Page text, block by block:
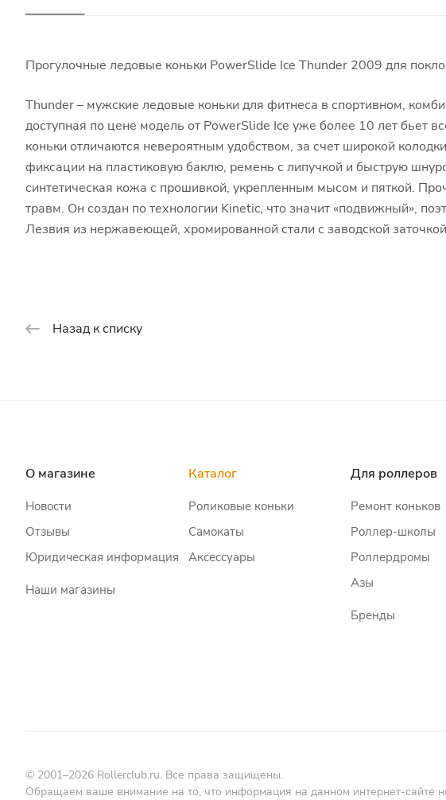
Прогулочные ледовые коньки PowerSlide Ice Thunder 2009 для
Thunder – мужские ледовые коньки для фитнеса в спортивном,
доступная по цене модель от PowerSlide Ice уже более 10 лет бьет
коньки отличаются невероятным удобством, за счет широкой
фиксации на пластиковую баклю, ремень с липучкой и быструю
синтетическая кожа с прошивкой, укрепленным мысом и пяткой.
травм. Он создан по технологии Kinetic, что значит «подвижный»,
Лезвия из нержавеющей, хромированной стали с заводской
Назад к списку
О магазине
Новости
Отзывы
Юридическая информация
Наши магазины
Каталог
Роликовые коньки
Самокаты
Аксессуары
Для роллеров
Ремонт коньков
Роллер-школы
Роллердромы
Азы
Бренды
© 2001–2026 Rollerclub.ru. Все права защищены.
Обращаем ваше внимание на то, что информация на данном интернет-сайте